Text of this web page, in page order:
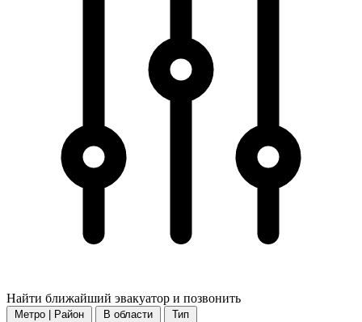
Найти ближайший эвакуатор и позвонить
Метро | Район В области Тип